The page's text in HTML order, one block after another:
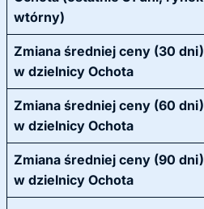
wtórny)
Zmiana średniej ceny (30 dni)
w dzielnicy Ochota
Zmiana średniej ceny (60 dni)
w dzielnicy Ochota
Zmiana średniej ceny (90 dni)
w dzielnicy Ochota